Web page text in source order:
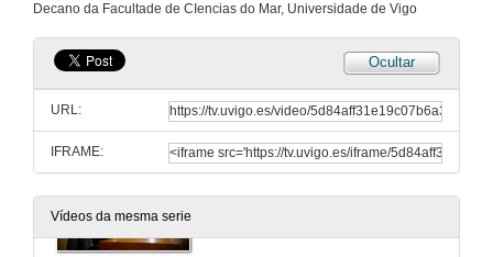
Decano da Facultade de CIencias do Mar, Universidade de Vigo
Ocultar
URL:
IFRAME:
Vídeos da mesma serie
7 de xuño de 2019